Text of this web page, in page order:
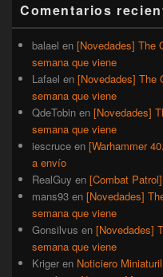
lateral
primaria
Comentarios
balael en [Novedades] The
semana que viene
Lafael en [Novedades] The
semana que viene
QdeTobin en [Novedades]
semana que viene
iescruce en [Warhammer
a envío
RealGuy en [Combat
mans93 en [Novedades]
semana que viene
Gonsilvus en [Novedades]
semana que viene
Kriger en Noticiero